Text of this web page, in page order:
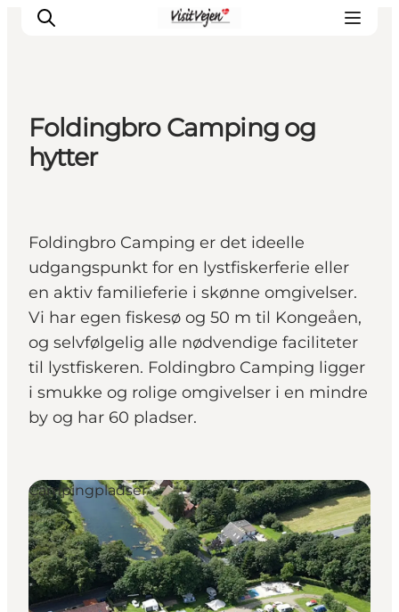
Spise
Sove
Byer
Events
Udforsk
Foldingbro Camping og
hytter
Foldingbro Camping er det ideelle
udgangspunkt for en lystfiskerferie eller
en aktiv familieferie i skønne omgivelser.
Vi har egen fiskesø og 50 m til Kongeåen,
og selvfølgelig alle nødvendige faciliteter
til lystfiskeren. Foldingbro Camping ligger
i smukke og rolige omgivelser i en mindre
by og har 60 pladser.
Campingpladser